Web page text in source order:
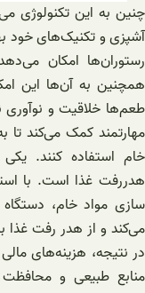
چنین به این تکنولوژی
آشپزی و تکنیک‌های خود
رستوران‌ها امکان
همچنین به آن‌ها این
طعم‌ها خلاقیت و
مهارتمند کمک می‌کند تا
خام استفاده کنند. یکی
هدررفت غذا است. با
سازی مواد خام، دستگاه
می‌کند و از هدر رفت غذا
در نتیجه، هزینه‌های
منابع طبیعی و